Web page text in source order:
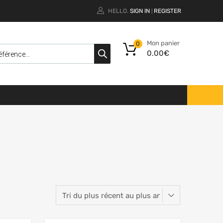
HELLO. SIGN IN REGISTER
Mon panier
0.00€
0